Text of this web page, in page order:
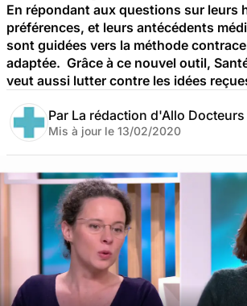
En répondant aux questions sur leurs
préférences, et leurs antécédents
sont guidées vers la méthode
adaptée. Grâce à ce nouvel outil,
veut aussi lutter contre les idées
Par La rédaction d'Allo Docteurs
Mis à jour le 13/02/2020